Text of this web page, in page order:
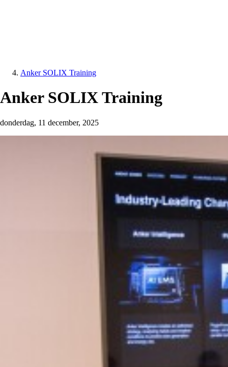
Anker SOLIX Training
Anker SOLIX Training
donderdag, 11 december, 2025